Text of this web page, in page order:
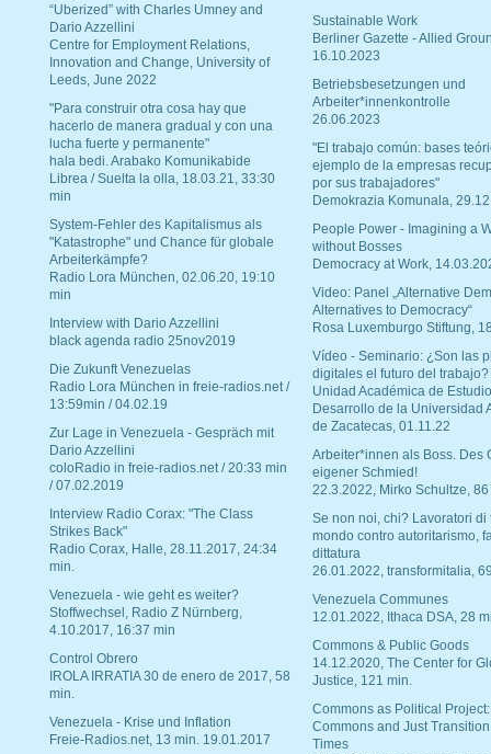
“Uberized” with Charles Umney and
Dario Azzellini
Centre for Employment Relations,
Innovation and Change, University of
Leeds, June 2022
"Para construir otra cosa hay que
hacerlo de manera gradual y con una
lucha fuerte y permanente"
hala bedi. Arabako Komunikabide
Librea / Suelta la olla, 18.03.21, 33:30
min
System-Fehler des Kapitalismus als
"Katastrophe" und Chance für globale
Arbeiterkämpfe?
Radio Lora München, 02.06.20, 19:10
min
Interview with Dario Azzellini
black agenda radio 25nov2019
Die Zukunft Venezuelas
Radio Lora München in freie-radios.net /
13:59min / 04.02.19
Zur Lage in Venezuela - Gespräch mit
Dario Azzellini
coloRadio in freie-radios.net / 20:33 min
/ 07.02.2019
Interview Radio Corax: "The Class
Strikes Back"
Radio Corax, Halle, 28.11.2017, 24:34
min.
Venezuela - wie geht es weiter?
Stoffwechsel, Radio Z Nürnberg,
4.10.2017, 16:37 min
Control Obrero
IROLA IRRATIA 30 de enero de 2017, 58
min.
Venezuela - Krise und Inflation
Freie-Radios.net, 13 min. 19.01.2017
Sustainable Work
Berliner Gazette - Allied
16.10.2023
Betriebsbesetzungen und
Arbeiter*innenkontrolle
26.06.2023
"El trabajo común: bases
ejemplo de la empresas
por sus trabajadores"
Demokrazia Komunala,
People Power - Imagining a
without Bosses
Democracy at Work,
Video: Panel „Alternative
Alternatives to Democracy“
Rosa Luxemburgo Stiftung,
Vídeo - Seminario: ¿Son las
digitales el futuro del trabajo?
Unidad Académica de
Desarrollo de la Universidad
de Zacatecas, 01.11.22
Arbeiter*innen als Boss. Des
eigener Schmied!
22.3.2022, Mirko Schultze, 86
Se non noi, chi? Lavoratori di
mondo contro autoritarismo,
dittatura
26.01.2022, transformitalia,
Venezuela Communes
12.01.2022, Ithaca DSA, 28
Commons & Public Goods
14.12.2020, The Center for
Justice, 121 min.
Commons as Political Project:
Commons and Just
Times